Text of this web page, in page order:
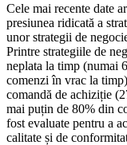
Cele mai recente date
presiunea ridicată a
unor strategii de
Printre strategiile de
neplata la timp (numai
comenzi în vrac la
comandă de achiziție
mai puțin de 80% din
fost evaluate pentru a
calitate și de